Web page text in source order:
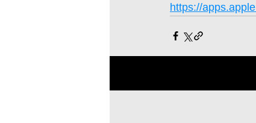
https://